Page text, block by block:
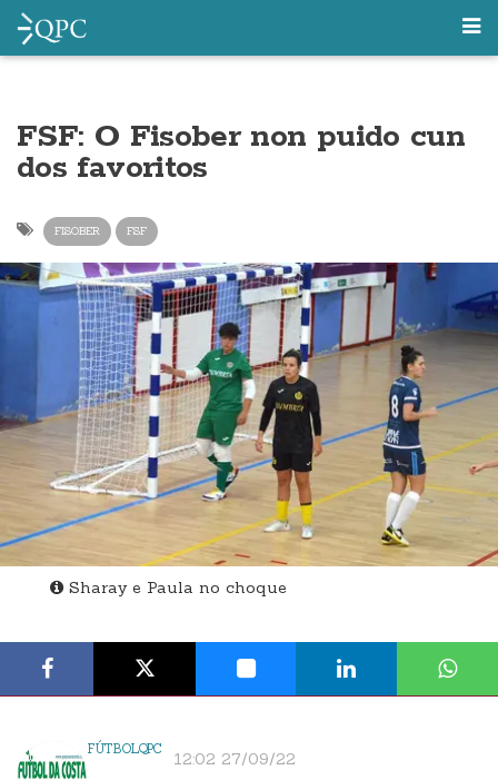
FSF: O Fisober non puido cun
dos favoritos
FISOBER FSF
Sharay e Paula no choque
FÚTBOLQPC 12:02 27/09/22